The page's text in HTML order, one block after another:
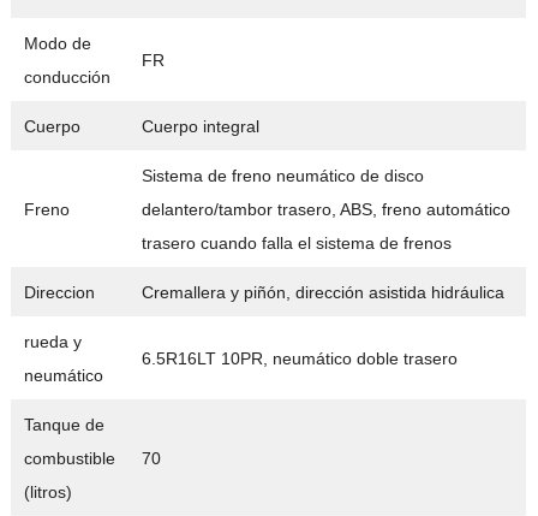
Modo de
conducción
FR
Cuerpo Cuerpo integral
Freno
Sistema de freno neumático de disco
delantero/tambor trasero, ABS, freno automático
trasero cuando falla el sistema de frenos
Direccion Cremallera y piñón, dirección asistida hidráulica
rueda y
neumático
6.5R16LT 10PR, neumático doble trasero
Tanque de
combustible
(litros)
70